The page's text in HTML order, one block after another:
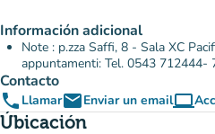
Información adicional
Note : p.zza Saffi, 8 - Sala XC
appuntamenti: Tel. 0543 712444-
Contacto
phone LlamaremailEnviar un emailcomputer
Úbicación